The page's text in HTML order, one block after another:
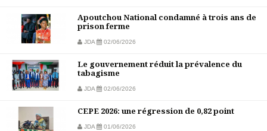
Apoutchou National condamné à trois ans de
prison ferme
JDA 02/06/2026
Le gouvernement réduit la prévalence du
tabagisme
JDA 02/06/2026
CEPE 2026: une régression de 0,82 point
JDA 01/06/2026